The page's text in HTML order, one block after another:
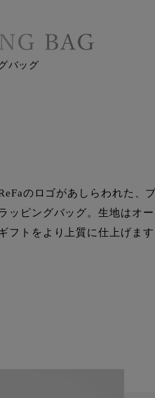
バッグ
のロゴがあしらわれた、
ッピングバッグ。生地はオ
フトをより上質に仕上げま